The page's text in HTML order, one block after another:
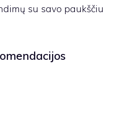
su savo paukščiu